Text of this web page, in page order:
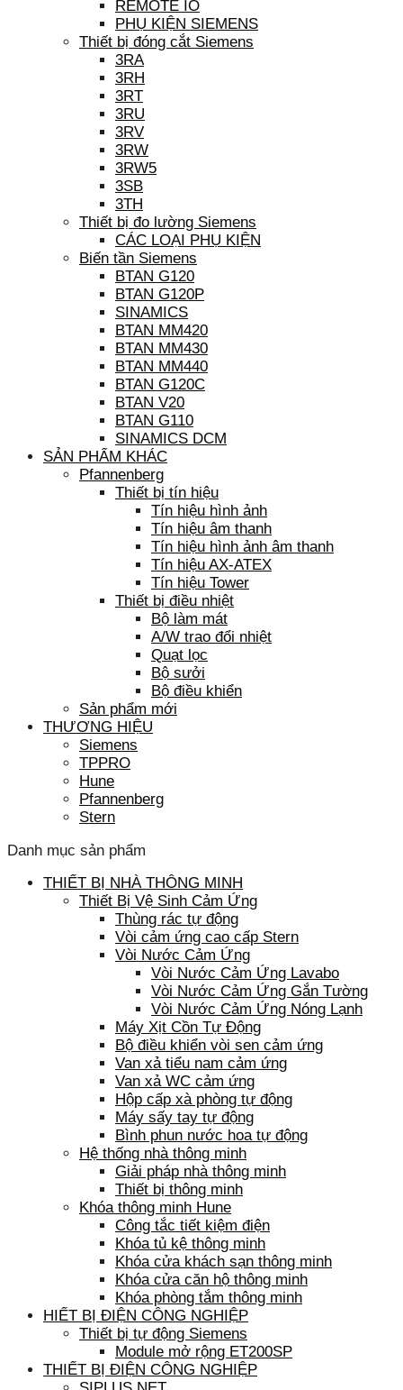
REMOTE IO
PHỤ KIỆN SIEMENS
Thiết bị đóng cắt Siemens
3RA
3RH
3RT
3RU
3RV
3RW
3RW5
3SB
3TH
Thiết bị đo lường Siemens
CÁC LOẠI PHỤ KIỆN
Biến tần Siemens
BTAN G120
BTAN G120P
SINAMICS
BTAN MM420
BTAN MM430
BTAN MM440
BTAN G120C
BTAN V20
BTAN G110
SINAMICS DCM
SẢN PHẨM KHÁC
Pfannenberg
Thiết bị tín hiệu
Tín hiệu hình ảnh
Tín hiệu âm thanh
Tín hiệu hình ảnh âm thanh
Tín hiệu AX-ATEX
Tín hiệu Tower
Thiết bị điều nhiệt
Bộ làm mát
A/W trao đổi nhiệt
Quạt lọc
Bộ sưởi
Bộ điều khiển
Sản phẩm mới
THƯƠNG HIỆU
Siemens
TPPRO
Hune
Pfannenberg
Stern
Danh mục sản phẩm
THIẾT BỊ NHÀ THÔNG MINH
Thiết Bị Vệ Sinh Cảm Ứng
Thùng rác tự động
Vòi cảm ứng cao cấp Stern
Vòi Nước Cảm Ứng
Vòi Nước Cảm Ứng Lavabo
Vòi Nước Cảm Ứng Gắn Tường
Vòi Nước Cảm Ứng Nóng Lạnh
Máy Xịt Cồn Tự Động
Bộ điều khiển vòi sen cảm ứng
Van xả tiểu nam cảm ứng
Van xả WC cảm ứng
Hộp cấp xà phòng tự động
Máy sấy tay tự động
Bình phun nước hoa tự động
Hệ thống nhà thông minh
Giải pháp nhà thông minh
Thiết bị thông minh
Khóa thông minh Hune
Công tắc tiết kiệm điện
Khóa tủ kệ thông minh
Khóa cửa khách sạn thông minh
Khóa cửa căn hộ thông minh
Khóa phòng tắm thông minh
HIẾT BỊ ĐIỆN CÔNG NGHIỆP
Thiết bị tự động Siemens
Module mở rộng ET200SP
THIẾT BỊ ĐIỆN CÔNG NGHIỆP